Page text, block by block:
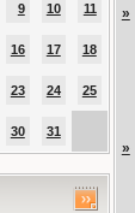
9 10 11
16 17 18
23 24 25
30 31
»
»